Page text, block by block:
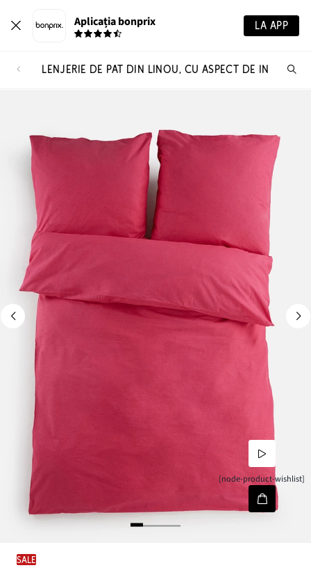
Aplicația bonprix LA APP
LENJERIE DE PAT DIN LINOU, CU ASPECT DE IN
[node-product-wishlist]
SALE